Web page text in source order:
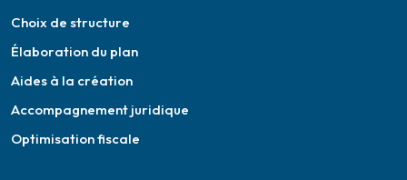
Choix de structure
Élaboration du plan
Aides à la création
Accompagnement juridique
Optimisation fiscale